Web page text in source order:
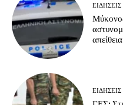
ΕΙΔΗΣΕΙΣ
απείθεια
ΕΙΔΗΣΕΙΣ